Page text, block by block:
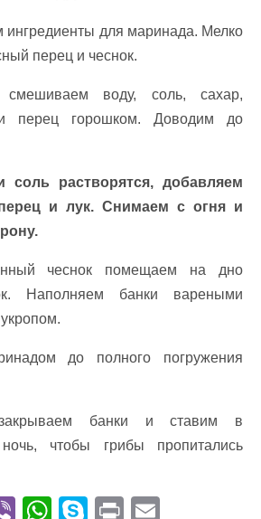
ингредиенты для маринада. Мелко
перец и чеснок.
воду, соль, сахар,
перец горошком. Доводим до
соль растворятся, добавляем
и лук. Снимаем с огня и
чеснок помещаем на дно
Наполняем банки вареными
до полного погружения
банки и ставим в
чтобы грибы пропитались
Vi W S Pr